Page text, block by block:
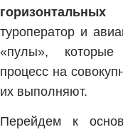
туроператор и
«пулы»,
процесс на
их выполняют.
Перейдем к